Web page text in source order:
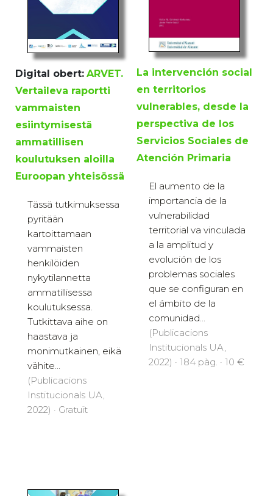
Digital obert: ARVET.
Vertaileva raportti
vammaisten
esiintymisestä
ammatillisen
koulutuksen aloilla
Euroopan yhteisössä
Tässä tutkimuksessa
pyritään
kartoittamaan
vammaisten
henkilöiden
nykytilannetta
ammatillisessa
koulutuksessa.
Tutkittava aihe on
haastava ja
monimutkainen, eikä
vähite...
(Publicacions
Institucionals UA,
2022) · Gratuït
La intervención social
en territorios
vulnerables, desde la
perspectiva de los
Servicios Sociales de
Atención Primaria
El aumento de la
importancia de la
vulnerabilidad
territorial va vinculada
a la amplitud y
evolución de los
problemas sociales
que se configuran en
el ámbito de la
comunidad...
(Publicacions
Institucionals UA,
2022) · 184 pàg. · 10 €